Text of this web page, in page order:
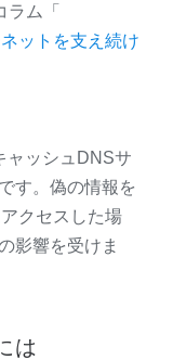
ム「
ットを支え続け
ャッシュDNSサ
す。偽の情報を
クセスした場
影響を受けま
は